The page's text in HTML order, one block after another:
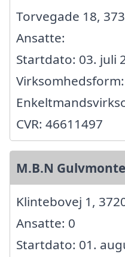
Torvegade 18,
Ansatte:
Startdato: 03. juli
Virksomhedsform:
CVR: 46611497
M.B.N
Klintebovej 1,
Ansatte: 0
Startdato: 01.